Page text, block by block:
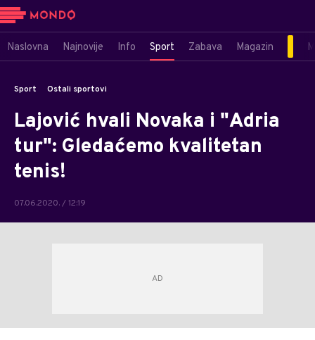
Naslovna Najnovije Info Sport Zabava Magazin
Sport Ostali sportovi
Lajović hvali Novaka i "Adria
tur": Gledaćemo kvalitetan
tenis!
07.06.2020. / 12:19